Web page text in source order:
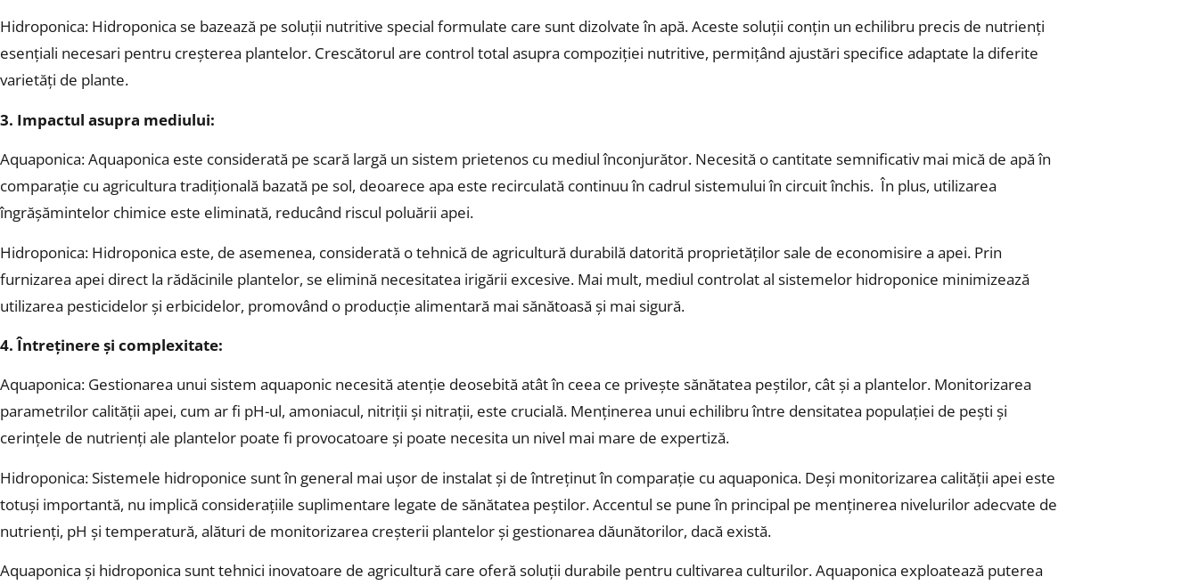
Hidroponica: Hidroponica se bazează pe soluții nutritive special formulate care sunt dizolvate în apă. Aceste soluții conțin un echilibru precis de nutrienți
esențiali necesari pentru creșterea plantelor. Crescătorul are control total asupra compoziției nutritive, permițând ajustări specifice adaptate la diferite
varietăți de plante.
3. Impactul asupra mediului:
Aquaponica: Aquaponica este considerată pe scară largă un sistem prietenos cu mediul înconjurător. Necesită o cantitate semnificativ mai mică de apă în
comparație cu agricultura tradițională bazată pe sol, deoarece apa este recirculată continuu în cadrul sistemului în circuit închis. În plus, utilizarea
îngrășămintelor chimice este eliminată, reducând riscul poluării apei.
Hidroponica: Hidroponica este, de asemenea, considerată o tehnică de agricultură durabilă datorită proprietăților sale de economisire a apei. Prin
furnizarea apei direct la rădăcinile plantelor, se elimină necesitatea irigării excesive. Mai mult, mediul controlat al sistemelor hidroponice minimizează
utilizarea pesticidelor și erbicidelor, promovând o producție alimentară mai sănătoasă și mai sigură.
4. Întreținere și complexitate:
Aquaponica: Gestionarea unui sistem aquaponic necesită atenție deosebită atât în ceea ce privește sănătatea peștilor, cât și a plantelor. Monitorizarea
parametrilor calității apei, cum ar fi pH-ul, amoniacul, nitriții și nitrații, este crucială. Menținerea unui echilibru între densitatea populației de pești și
cerințele de nutrienți ale plantelor poate fi provocatoare și poate necesita un nivel mai mare de expertiză.
Hidroponica: Sistemele hidroponice sunt în general mai ușor de instalat și de întreținut în comparație cu aquaponica. Deși monitorizarea calității apei este
totuși importantă, nu implică considerațiile suplimentare legate de sănătatea peștilor. Accentul se pune în principal pe menținerea nivelurilor adecvate de
nutrienți, pH și temperatură, alături de monitorizarea creșterii plantelor și gestionarea dăunătorilor, dacă există.
Aquaponica și hidroponica sunt tehnici inovatoare de agricultură care oferă soluții durabile pentru cultivarea culturilor. Aquaponica exploatează puterea